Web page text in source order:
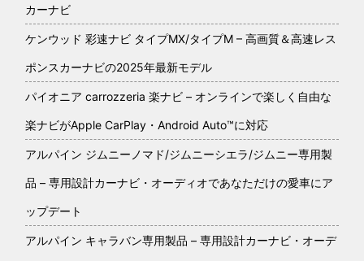
カーナビ
ケンウッド 彩速ナビ タイプMX/タイプM – 高画質＆高速レス
ポンスカーナビの2025年最新モデル
パイオニア carrozzeria 楽ナビ – オンラインで楽しく自由な
楽ナビがApple CarPlay・Android Auto™に対応
アルパイン ジムニーノマド/ジムニーシエラ/ジムニー専用製
品 – 専用設計カーナビ・オーディオであなただけの愛車にア
ップデート
アルパイン キャラバン専用製品 – 専用設計カーナビ・オーデ